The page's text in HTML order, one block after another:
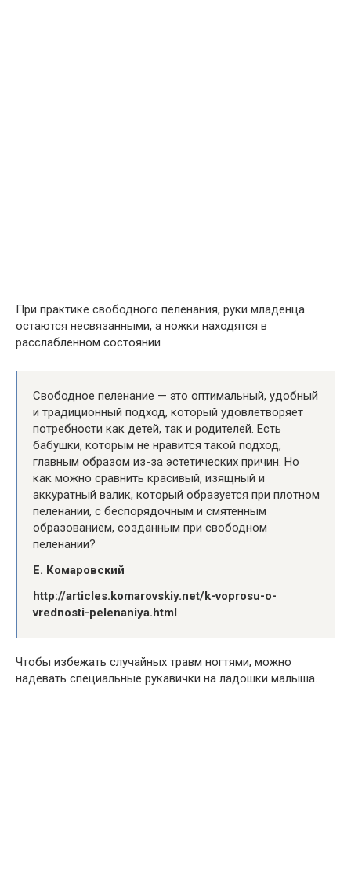
При практике свободного пеленания, руки младенца
остаются несвязанными, а ножки находятся в
расслабленном состоянии
Свободное пеленание — это оптимальный, удобный
и традиционный подход, который удовлетворяет
потребности как детей, так и родителей. Есть
бабушки, которым не нравится такой подход,
главным образом из-за эстетических причин. Но
как можно сравнить красивый, изящный и
аккуратный валик, который образуется при плотном
пеленании, с беспорядочным и смятенным
образованием, созданным при свободном
пеленании?
Е. Комаровский
http://articles.komarovskiy.net/k-voprosu-o-
vrednosti-pelenaniya.html
Чтобы избежать случайных травм ногтями, можно
надевать специальные рукавички на ладошки малыша.